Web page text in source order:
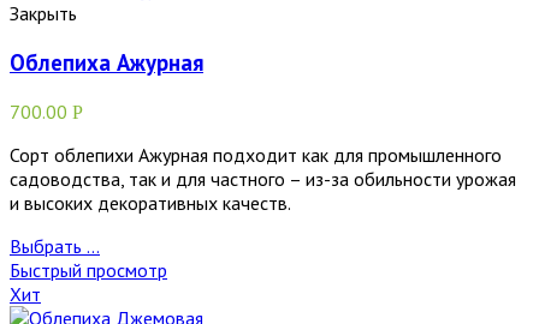
Закрыть
Облепиха Ажурная
700.00 Р
Сорт облепихи Ажурная подходит как для промышленного
садоводства, так и для частного – из-за обильности урожая
и высоких декоративных качеств.
Выбрать ...
Быстрый просмотр
Хит